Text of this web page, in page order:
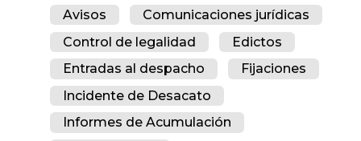
Avisos
Comunicaciones jurídicas
Control de legalidad
Edictos
Entradas al despacho
Fijaciones
Incidente de Desacato
Informes de Acumulación